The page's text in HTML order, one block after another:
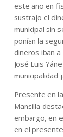
este año en
sustrajo el
municipal sin
ponían la
dineros iban
José Luis
municipalidad
Presente en
Mansilla
embargo, en
en el